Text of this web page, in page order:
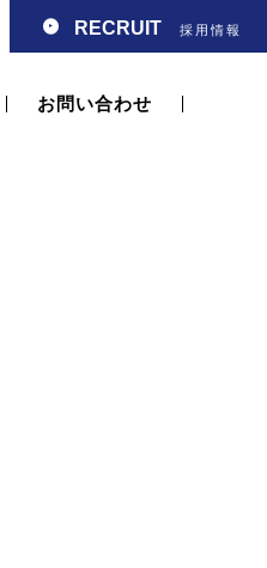
お問い合わせ
RECRUIT 採用情報